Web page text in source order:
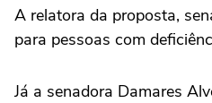
A relatora da proposta,
para pessoas com
Já a senadora Damares